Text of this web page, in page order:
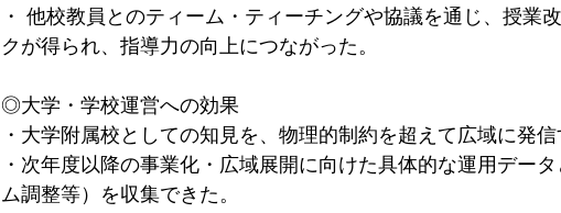
・ 他校教員とのティーム・ティーチングや協議を通じ、授業
クが得られ、指導力の向上につながった。
◎大学・学校運営への効果
・大学附属校としての知見を、物理的制約を超えて広域に発
・次年度以降の事業化・広域展開に向けた具体的な運用デー
ム調整等）を収集できた。